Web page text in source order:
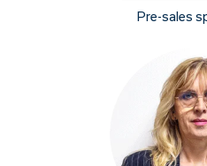
Pre-sales